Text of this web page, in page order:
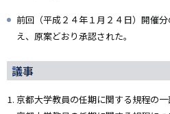
前回（平成２４年１月２４日）開催
え、原案どおり承認された。
議事
京都大学教員の任期に関する規程の